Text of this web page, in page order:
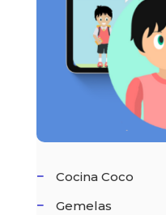
Cocina Coco
Gemelas